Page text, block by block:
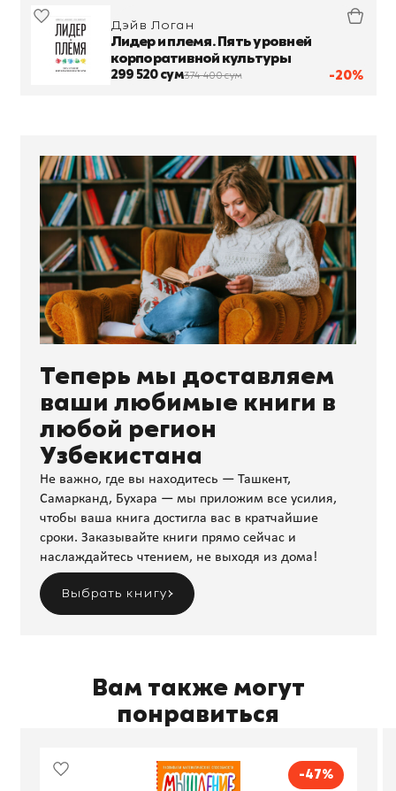
-20%
Дэйв Логан
Лидер и племя. Пять уровней
корпоративной культуры
299 520 сум374 400 сум
Теперь мы доставляем
ваши любимые книги в
любой регион
Узбекистана
Не важно, где вы находитесь — Ташкент,
Самарканд, Бухара — мы приложим все усилия,
чтобы ваша книга достигла вас в кратчайшие
сроки. Заказывайте книги прямо сейчас и
наслаждайтесь чтением, не выходя из дома!
Выбрать книгу
Вам также могут
понравиться
-47%